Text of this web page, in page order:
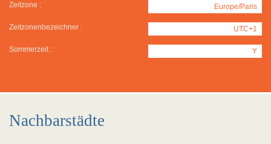
Zeitzone : Europe/Paris
Zeitzonenbezeichner : UTC+1
Sommerzeit : Y
Nachbarstädte